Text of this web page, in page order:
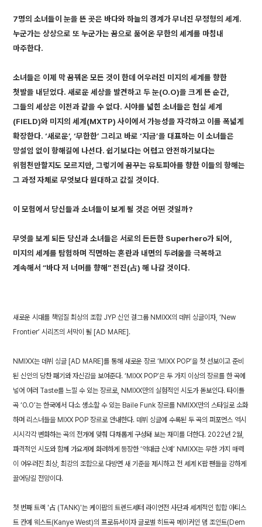
7명의 소녀들이 눈을 뜬 곳은 바다와 하늘의 경계가 무너진 무정형의 세계.
누군가는 상상으로 또 누군가는 꿈으로 품어온 무한의 세계를 마침내
마주한다.
소녀들은 이제 막 꿈꿔온 모든 것이 한데 어우러진 미지의 세계를 향한
첫발을 내딛었다. 새로운 세상을 발견하고 두 눈(O.O)을 크게 뜬 순간,
그들의 세상은 이전과 같을 수 없다. 시야를 넓힌 소녀들은 현실 세계
(FIELD)와 미지의 세계(MXTP) 사이에서 가능성을 자각하고 이를 폭넓게
확장한다. ‘새로운’, ‘무한한’ 그리고 바로 ‘지금’을 대표하는 이 소녀들은
망설임 없이 항해길에 나선다. 쉽기보다는 어렵고 안전하기보다는
위험천만할지도 모르지만, 그렇기에 꿈꾸는 유토피아를 향한 이들의 항해는
그 과정 자체로 무엇보다 원대하고 값질 것이다.
이 모험에서 당신들과 소녀들이 보게 될 것은 어떤 것일까?
무엇을 보게 되든 당신과 소녀들은 서로의 든든한 Superhero가 되어,
미지의 세계를 탐험하며 직면하는 혼란과 내면의 두려움을 극복하고
계속해서 “바다 저 너머를 향해” 전진(占) 해 나갈 것이다.
새로운 시대를 책임질 최상의 조합 JYP 신인 걸그룹 NMIXX의 데뷔 싱글이자, ‘New
Frontier’ 시리즈의 서막이 될 [AD MARE].
NMIXX는 데뷔 싱글 [AD MARE]를 통해 새로운 장르 ‘MIXX POP’을 첫 선보이고 준비
된 신인의 당찬 패기와 자신감을 보여준다. ‘MIXX POP’은 두 가지 이상의 장르를 한 곡에
넣어 여러 Taste를 느낄 수 있는 장르로, NMIXX만의 실험적인 시도가 돋보인다. 타이틀
곡 ‘O.O’는 한국에서 다소 생소할 수 있는 Baile Funk 장르를 NMIXX만의 스타일로 소화
하며 리스너들을 MIXX POP 장르로 안내한다. 데뷔 싱글에 수록된 두 곡의 퍼포먼스 역시
시시각각 변화하는 곡의 전개에 맞춰 다채롭게 구성돼 보는 재미를 더한다. 2022년 2월,
파격적인 시도와 함께 가요계에 화려하게 등장한 ‘역대급 신예’ NMIXX는 무한 가지 매력
이 어우러진 최상, 최강의 조합으로 다방면 새 기준을 제시하고 전 세계 K팝 팬들을 강하게
끌어당길 전망이다.
첫 번째 트랙 '占 (TANK)'는 케이팝의 트렌드세터 라이언전 사단과 세계적인 힙합 아티스
트 칸예 웨스트(Kanye West)의 프로듀서이자 글로벌 히트곡 메이커인 뎀 조인트(Dem